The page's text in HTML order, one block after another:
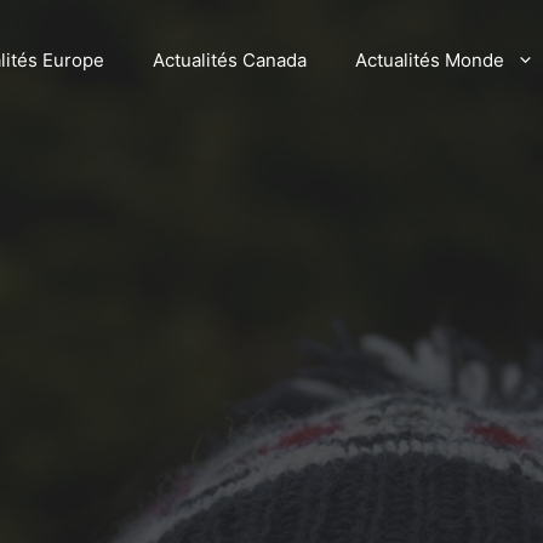
Europe Actualités Canada Actualités Monde